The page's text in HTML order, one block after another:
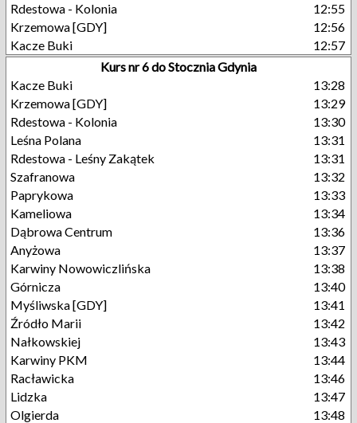
Rdestowa - Kolonia
12:55
Krzemowa [GDY]
12:56
Kacze Buki
12:57
Kurs nr 6 do Stocznia Gdynia
Kacze Buki
13:28
Krzemowa [GDY]
13:29
Rdestowa - Kolonia
13:30
Leśna Polana
13:31
Rdestowa - Leśny Zakątek
13:31
Szafranowa
13:32
Paprykowa
13:33
Kameliowa
13:34
Dąbrowa Centrum
13:36
Anyżowa
13:37
Karwiny Nowowiczlińska
13:38
Górnicza
13:40
Myśliwska [GDY]
13:41
Źródło Marii
13:42
Nałkowskiej
13:43
Karwiny PKM
13:44
Racławicka
13:46
Lidzka
13:47
Olgierda
13:48